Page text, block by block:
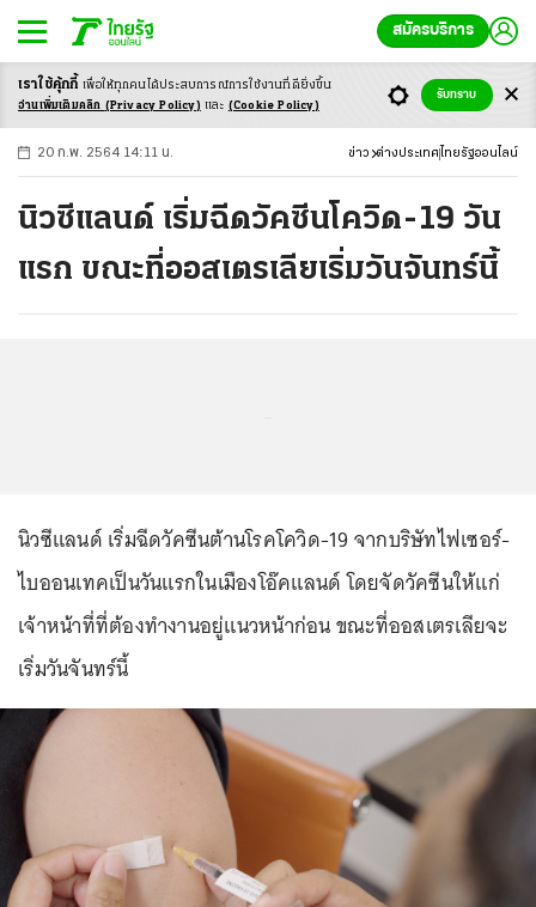
สมัครบริการ
-ก ก ก+
20 ก.พ. 2564 14:11 น. ข่าว ต่างประเทศ ไทยรัฐออนไลน์
นิวซีแลนด์ เริ่มฉีดวัคซีนโควิด-19 วัน
แรก ขณะที่ออสเตรเลียเริ่มวันจันทร์นี้
นิวซีแลนด์ เริ่มฉีดวัคซีนต้านโรคโควิด-19 จากบริษัทไฟเซอร์-
ไบออนเทคเป็นวันแรกในเมืองโอ๊คแลนด์ โดยจัดวัคซีนให้แก่
เจ้าหน้าที่ที่ต้องทำงานอยู่แนวหน้าก่อน ขณะที่ออสเตรเลียจะ
เริ่มวันจันทร์นี้
เราใช้คุ้กกี้ เพื่อให้ทุกคนได้ประสบการณ์การใช้งานที่ดียิ่งขึ้น
อ่านเพิ่มเติมคลิก (Privacy Policy) และ (Cookie Policy)
รับทราบ